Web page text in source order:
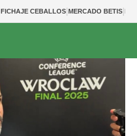
FICHAJE CEBALLOS|MERCADO BETIS|